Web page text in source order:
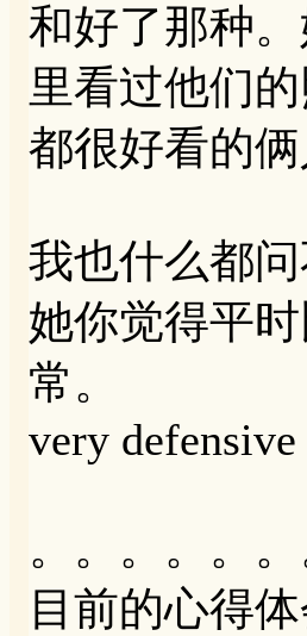
和好了那种
里看过他们
都很好看的
我也什么都
她你觉得平
常。
very defensive
。。。。。。
目前的心得体